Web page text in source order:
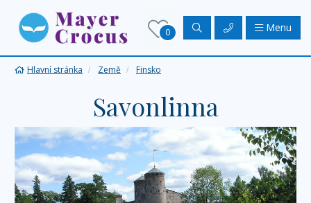
0 Menu
Hlavní stránka Země Finsko
Savonlinna